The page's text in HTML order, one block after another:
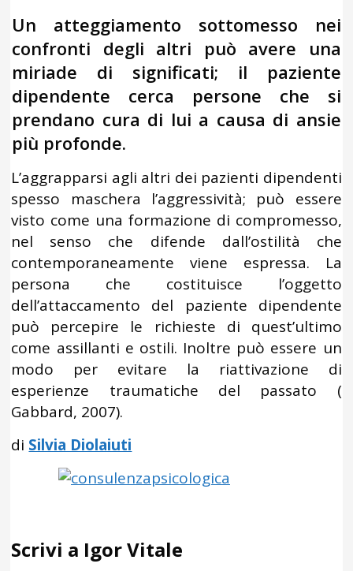
Un atteggiamento sottomesso nei
confronti degli altri può avere una
miriade di significati; il paziente
dipendente cerca persone che si
prendano cura di lui a causa di ansie
più profonde.
L’aggrapparsi agli altri dei pazienti dipendenti
spesso maschera l’aggressività; può essere
visto come una formazione di compromesso,
nel senso che difende dall’ostilità che
contemporaneamente viene espressa. La
persona che costituisce l’oggetto
dell’attaccamento del paziente dipendente
può percepire le richieste di quest’ultimo
come assillanti e ostili. Inoltre può essere un
modo per evitare la riattivazione di
esperienze traumatiche del passato (
Gabbard, 2007).
di Silvia Diolaiuti
Scrivi a Igor Vitale